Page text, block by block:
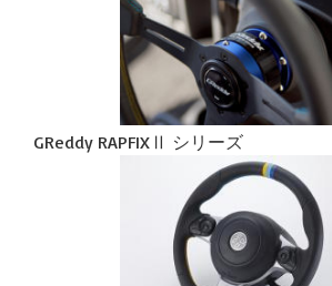
GReddy RAPFIXⅡ シリーズ